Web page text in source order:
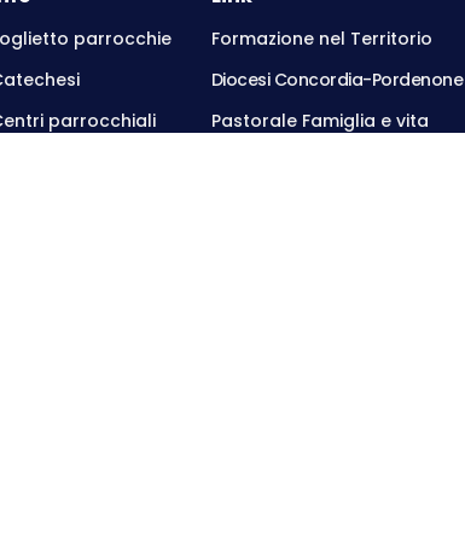
parrocchie
parrocchiali
Formazione nel Territorio
Diocesi Concordia-Pordenone
Pastorale Famiglia e vita